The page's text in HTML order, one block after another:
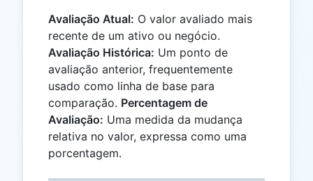
Avaliação Atual: O valor avaliado mais
recente de um ativo ou negócio.
Avaliação Histórica: Um ponto de
avaliação anterior, frequentemente
usado como linha de base para
comparação. Percentagem de
Avaliação: Uma medida da mudança
relativa no valor, expressa como uma
porcentagem.